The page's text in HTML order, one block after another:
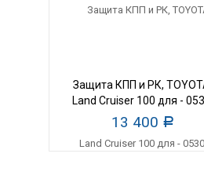
Защита КПП и РК,
Land Cruiser 100 для -
1998 - 2002, 4,2D, АМг
13 400 Р